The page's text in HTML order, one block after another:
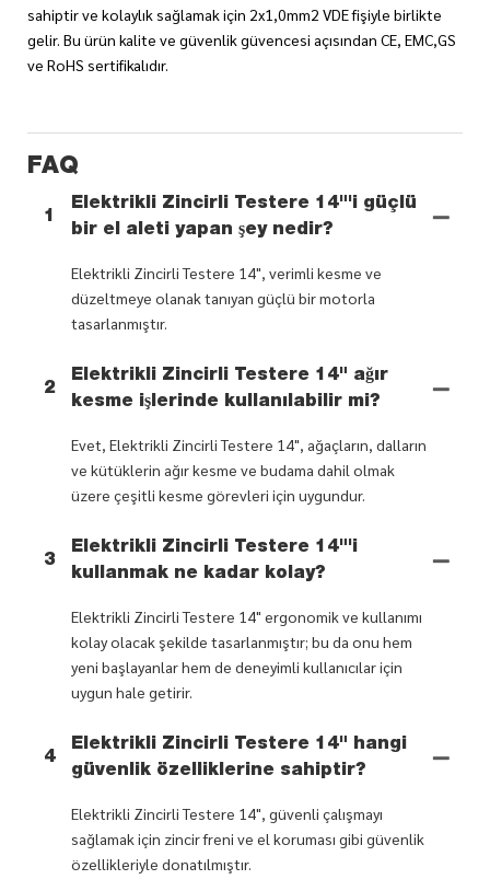
sahiptir ve kolaylık sağlamak için 2x1,0mm2 VDE fişiyle birlikte
gelir. Bu ürün kalite ve güvenlik güvencesi açısından CE, EMC,GS
ve RoHS sertifikalıdır.
FAQ
1
Elektrikli Zincirli Testere 14"'i güçlü
bir el aleti yapan şey nedir?
Elektrikli Zincirli Testere 14", verimli kesme ve
düzeltmeye olanak tanıyan güçlü bir motorla
tasarlanmıştır.
2
Elektrikli Zincirli Testere 14" ağır
kesme işlerinde kullanılabilir mi?
Evet, Elektrikli Zincirli Testere 14", ağaçların, dalların
ve kütüklerin ağır kesme ve budama dahil olmak
üzere çeşitli kesme görevleri için uygundur.
3
Elektrikli Zincirli Testere 14"'i
kullanmak ne kadar kolay?
Elektrikli Zincirli Testere 14" ergonomik ve kullanımı
kolay olacak şekilde tasarlanmıştır; bu da onu hem
yeni başlayanlar hem de deneyimli kullanıcılar için
uygun hale getirir.
4
Elektrikli Zincirli Testere 14" hangi
güvenlik özelliklerine sahiptir?
Elektrikli Zincirli Testere 14", güvenli çalışmayı
sağlamak için zincir freni ve el koruması gibi güvenlik
özellikleriyle donatılmıştır.